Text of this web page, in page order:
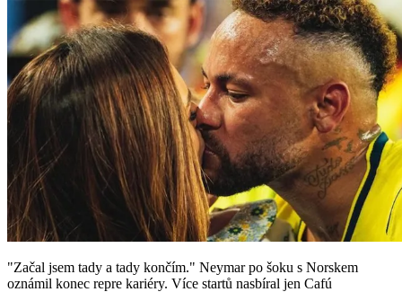
"Začal jsem tady a tady končím." Neymar po šoku s Norskem
oznámil konec repre kariéry. Více startů nasbíral jen Cafú